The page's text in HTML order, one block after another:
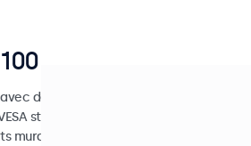
mm
des options de montage
standard et peuvent donc être
muraux et des bras de moniteur.